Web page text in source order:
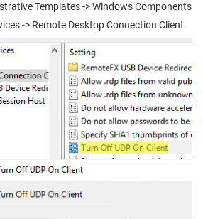
Templates -> Windows Components
-> Remote Desktop Connection Client.